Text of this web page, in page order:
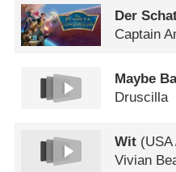
Der
Captain
Maybe
Druscilla
Wit (USA
Vivian